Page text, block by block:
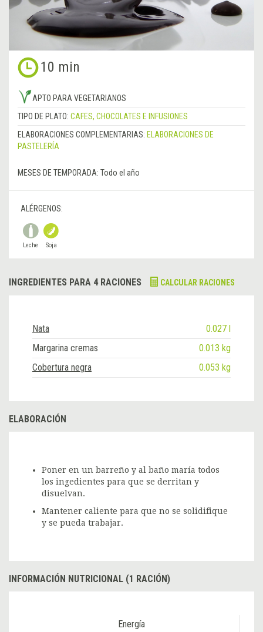
10 min
APTO PARA VEGETARIANOS
TIPO DE PLATO: CAFES, CHOCOLATES E INFUSIONES
ELABORACIONES COMPLEMENTARIAS: ELABORACIONES DE
PASTELERÍA
MESES DE TEMPORADA: Todo el año
ALÉRGENOS:
Leche Soja
INGREDIENTES PARA 4 RACIONES CALCULAR RACIONES
Nata
0.027 l
Margarina cremas
0.013 kg
Cobertura negra
0.053 kg
ELABORACIÓN
Poner en un barreño y al baño maría todos
los ingedientes para que se derritan y
disuelvan.
Mantener caliente para que no se solidifique
y se pueda trabajar.
INFORMACIÓN NUTRICIONAL (1 RACIÓN)
Energía